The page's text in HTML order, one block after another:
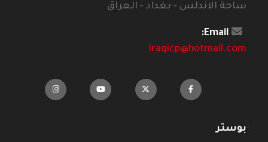
ساحة الاندلس - بغداد - العراق
Email:
iraqicp@hotmail.com
بوستر